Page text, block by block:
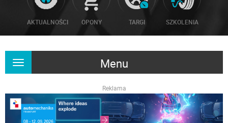
AKTUALNOŚCI OPONY TARGI SZKOLENIA
Menu
Rozwiń
Reklama